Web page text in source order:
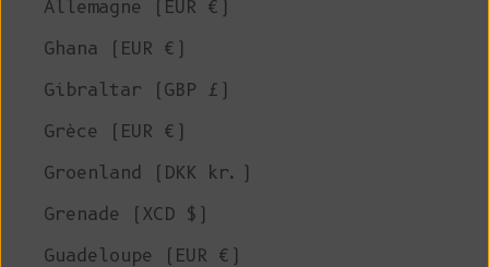
Allemagne (EUR €)
Ghana (EUR €)
Gibraltar (GBP £)
Grèce (EUR €)
Groenland (DKK kr.)
Grenade (XCD $)
Guadeloupe (EUR €)